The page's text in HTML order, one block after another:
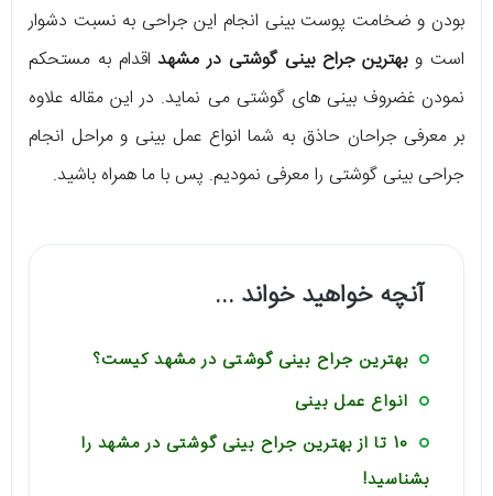
بودن و ضخامت پوست بینی انجام این جراحی به نسبت دشوار
است وبهترین جراح بینی گوشتی در مشهداقدام به مستحکم
نمودن غضروف بینی های گوشتی می نماید. در این مقاله علاوه
بر معرفی جراحان حاذق به شما انواع عمل بینی و مراحل انجام
جراحی بینی گوشتی را معرفی نمودیم. پس با ما همراه باشید.
آنچه خواهید خواند ...
بهترین جراح بینی گوشتی در مشهد کیست؟
انواع عمل بینی
10 تا از بهترین جراح بینی گوشتی در مشهد را
بشناسید!